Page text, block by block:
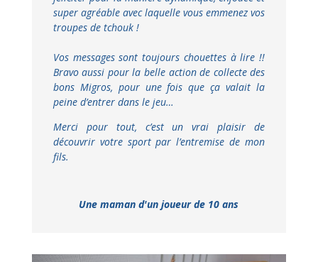
super agréable avec laquelle vous emmenez vos
troupes de tchouk !
Vos messages sont toujours chouettes à lire !!
Bravo aussi pour la belle action de collecte des
bons Migros, pour une fois que ça valait la
peine d’entrer dans le jeu…
Merci pour tout, c’est un vrai plaisir de
découvrir votre sport par l’entremise de mon
fils.
Une maman d'un joueur de 10 ans